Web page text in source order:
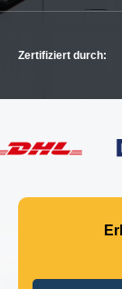
Zertifiziert durch: